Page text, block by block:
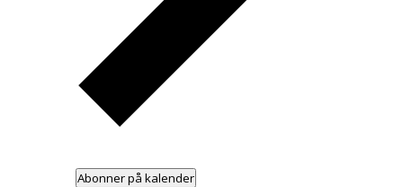
Abonner på kalender